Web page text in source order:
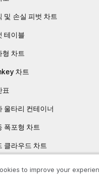
및 손실 피벗 차트
테이블
형 차트
차트
표
울타리 컨테이너
폭포형 차트
클라우드 차트
들기 및 편집to improve your